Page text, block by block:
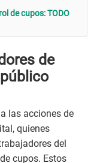
de cupos: TODO
de
las acciones de
quienes
del
cupos. Estos